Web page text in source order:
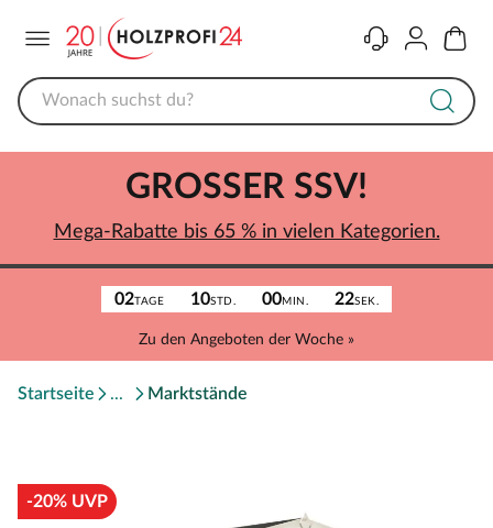
KontaktKonto
02TAGE 10STD. 00MIN. 22SEK.
Zu den Angeboten der Woche »
GROSSER SSV!
Mega-Rabatte bis 65 % in vielen Kategorien.
Startseite Marktstände
-20% UVP